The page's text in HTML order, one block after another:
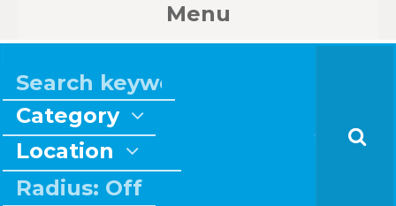
Menu
Category
Location
Radius: Off